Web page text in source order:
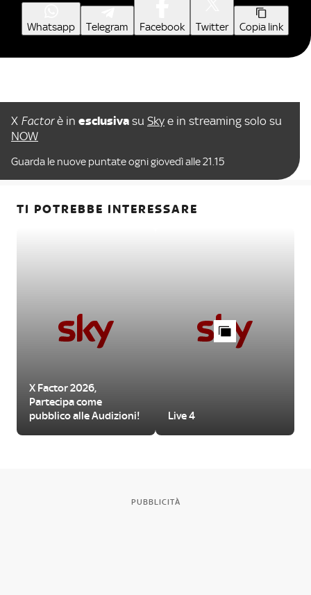
Whatsapp Telegram Facebook Twitter Copia link
X Factorè in esclusiva su Sky e in streaming solo su
NOW
Guarda le nuove puntate ogni giovedì alle 21.15
TI POTREBBE INTERESSARE
X Factor 2026,
Partecipa come
pubblico alle Audizioni!
Live 4
PUBBLICITÀ